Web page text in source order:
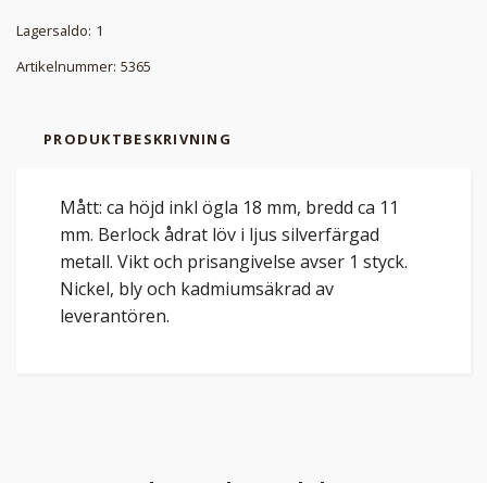
Lagersaldo: 1
Artikelnummer: 5365
PRODUKTBESKRIVNING
Mått: ca höjd inkl ögla 18 mm, bredd ca 11
mm. Berlock ådrat löv i ljus silverfärgad
metall. Vikt och prisangivelse avser 1 styck.
Nickel, bly och kadmiumsäkrad av
leverantören.